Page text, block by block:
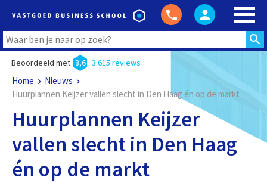
Beoordeeld met 8,6 3.615 reviews
Home
Nieuws
Huurplannen Keijzer vallen slecht in Den Haag én op de markt
Huurplannen Keijzer
vallen slecht in Den Haag
én op de markt